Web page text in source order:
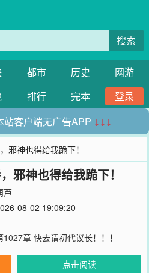
搜索
都市 历史
网游
排行 完本
登录
客户端无广告APP ↓↓↓
邪神也得给我跪下！
邪神也得给我跪下！
芦
08-02 19:09:20
1027章 快去请初代议长！！！
点击阅读